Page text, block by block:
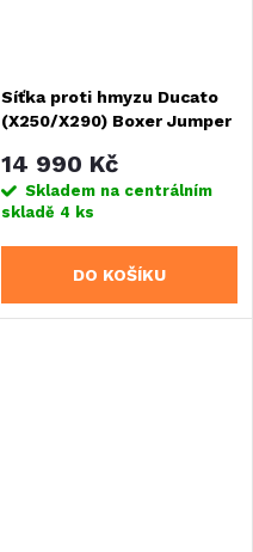
Síťka proti hmyzu Ducato
(X250/X290) Boxer Jumper
14 990 Kč
Skladem na centrálním
skladě 4 ks
DO KOŠÍKU